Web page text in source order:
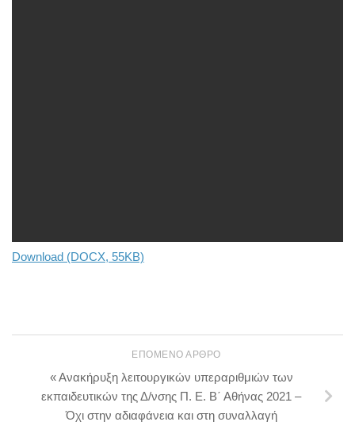
Download (DOCX, 55KB)
ΕΠΌΜΕΝΟ ΆΡΘΡΟ
« Ανακήρυξη λειτουργικών υπεραριθμιών των
εκπαιδευτικών της Δ/νσης Π. Ε. Β΄ Αθήνας 2021 –
Όχι στην αδιαφάνεια και στη συναλλαγή